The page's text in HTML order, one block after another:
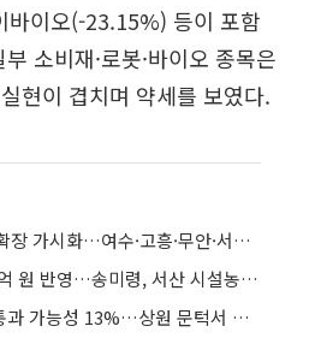
이오(-23.15%) 등이 포함
소비재·로봇·바이오 종목은
현이 겹치며 약세를 보였다.
세계유산 ‘한국의 갯벌’ 확장 가시화…여수·고흥·무안·서산 추가
면세유 부담 덜어줄 623억 원 반영…송미령, 서산 시설농가 찾아 추경 효과 점검
美 클래리티 법안 연내 통과 가능성 13%…상원 문턱서 제동